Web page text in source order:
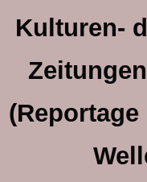
Kulturen-